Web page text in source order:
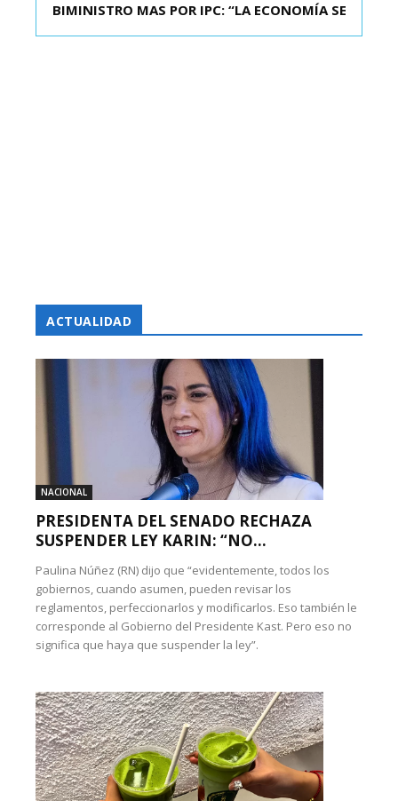
KAST SE REUNIÓ CON EL PRESIDENTE ELECTO DE
BIMINISTRO MAS POR IPC: “LA ECONOMÍA SE
ACTUALIDAD
NACIONAL
PRESIDENTA DEL SENADO RECHAZA
SUSPENDER LEY KARIN: “NO...
Paulina Núñez (RN) dijo que “evidentemente, todos los
gobiernos, cuando asumen, pueden revisar los
reglamentos, perfeccionarlos y modificarlos. Eso también le
corresponde al Gobierno del Presidente Kast. Pero eso no
significa que haya que suspender la ley”.